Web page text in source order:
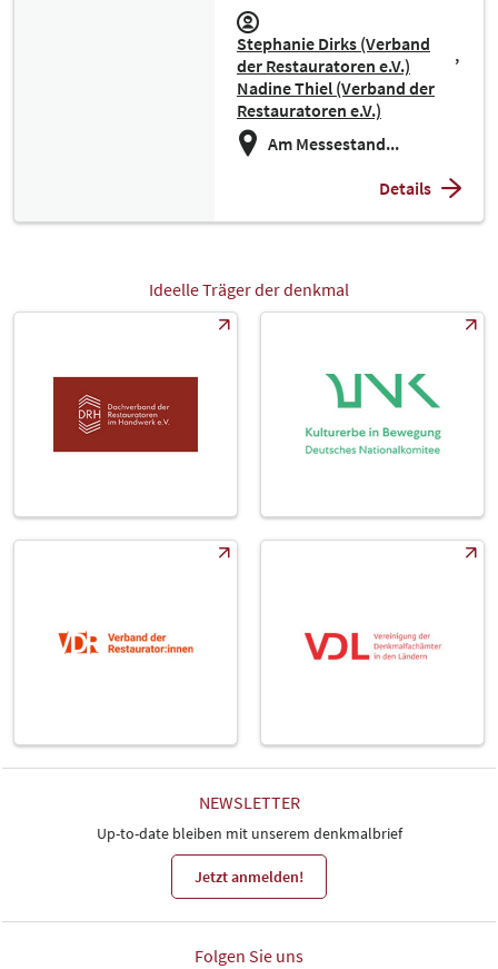
Stephanie Dirks (Verband
der Restauratoren e.V.)
Nadine Thiel (Verband der
Restauratoren e.V.)
Am Messestand...
Details
Ideelle Träger der denkmal
NEWSLETTER
Up-to-date bleiben mit unserem denkmalbrief
Jetzt anmelden!
Folgen Sie uns